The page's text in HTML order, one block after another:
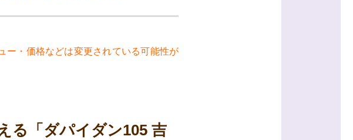
ー・価格などは変更されている可能性が
る「ダパイダン105 吉